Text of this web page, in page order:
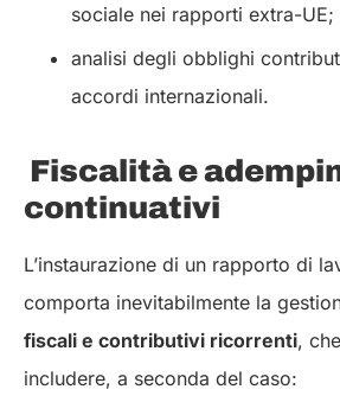
sociale nei rapporti extra-UE;
analisi degli obblighi
accordi internazionali.
Fiscalità e
continuativi
L’instaurazione di un rapporto di
comporta inevitabilmente la
fiscali e contributivi ricorrenti,
includere, a seconda del caso: